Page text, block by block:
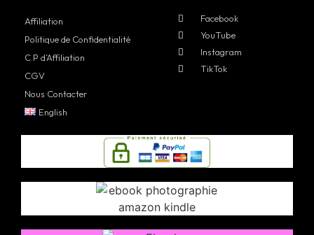
Affiliation
Politique de Confidentialité
C.P d’Affiliation
CGV
Nous Contacter
English
Facebook
YouTube
Instagram
TikTok